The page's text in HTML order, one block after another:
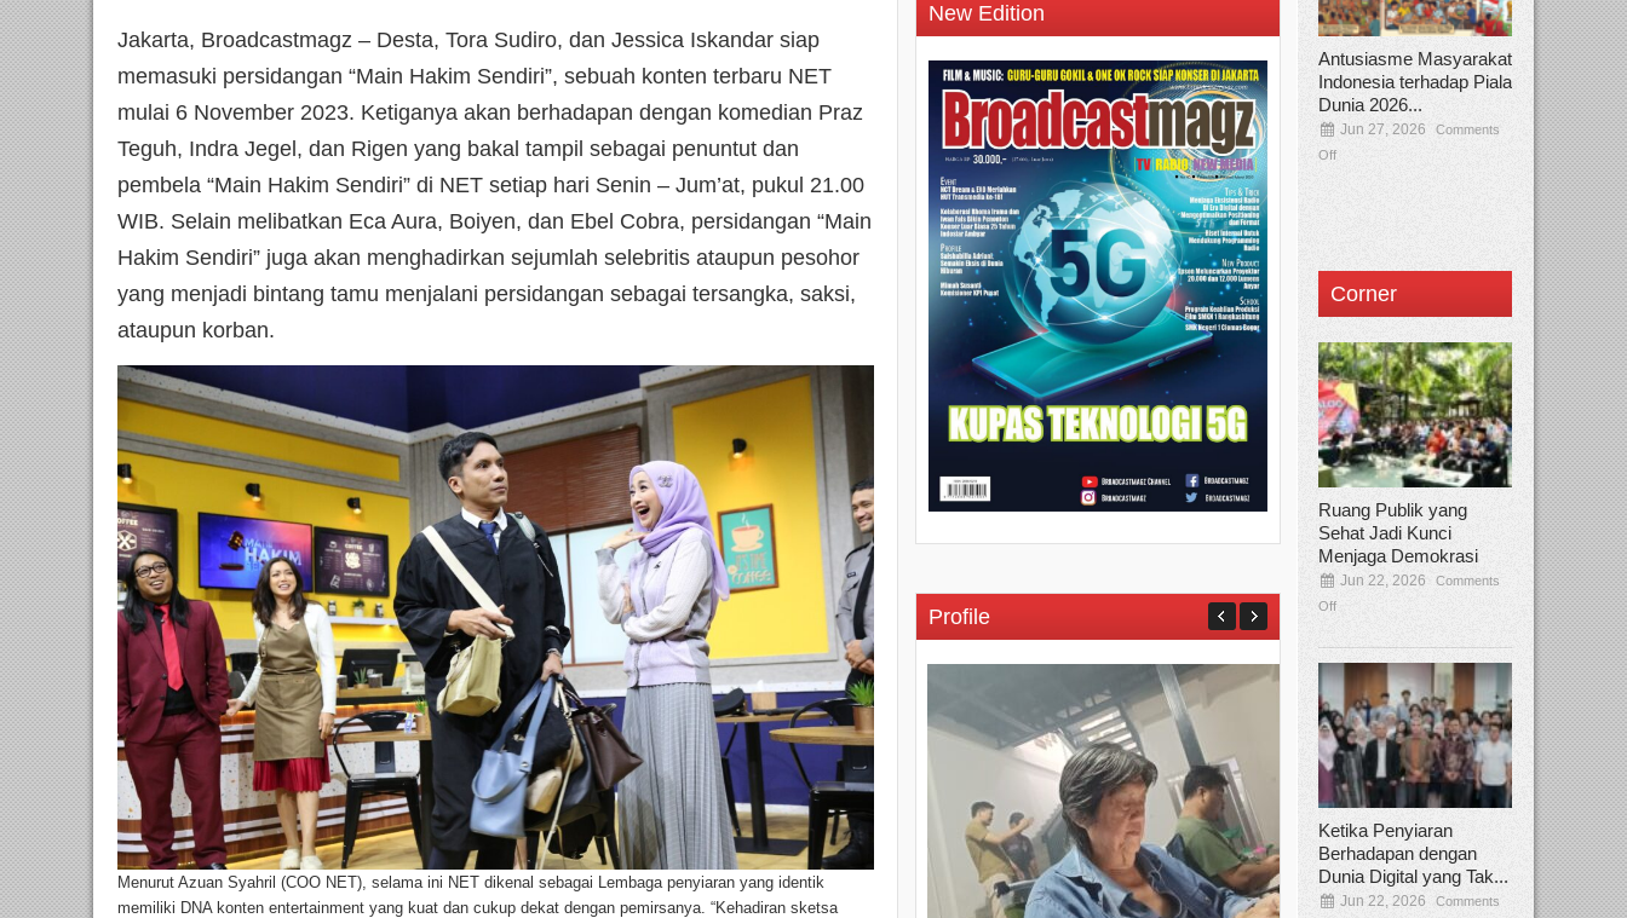
Jakarta, Broadcastmagz – Desta, Tora Sudiro, dan Jessica Iskandar siap
memasuki persidangan “Main Hakim Sendiri”, sebuah konten terbaru NET
mulai 6 November 2023. Ketiganya akan berhadapan dengan komedian Praz
Teguh, Indra Jegel, dan Rigen yang bakal tampil sebagai penuntut dan
pembela “Main Hakim Sendiri” di NET setiap hari Senin – Jum’at, pukul 21.00
WIB. Selain melibatkan Eca Aura, Boiyen, dan Ebel Cobra, persidangan “Main
Hakim Sendiri” juga akan menghadirkan sejumlah selebritis ataupun pesohor
yang menjadi bintang tamu menjalani persidangan sebagai tersangka, saksi,
ataupun korban.
Menurut Azuan Syahril (COO NET), selama ini NET dikenal sebagai Lembaga penyiaran yang identik
memiliki DNA konten entertainment yang kuat dan cukup dekat dengan pemirsanya. “Kehadiran sketsa
New Edition
Profile
Antusiasme Masyarakat
Indonesia terhadap Piala
Dunia 2026...
Jun 27, 2026
Comments
Off
Corner
Ruang Publik yang
Sehat Jadi Kunci
Menjaga Demokrasi
Jun 22, 2026
Comments
Off
Ketika Penyiaran
Berhadapan dengan
Dunia Digital yang Tak...
Jun 22, 2026
Comments